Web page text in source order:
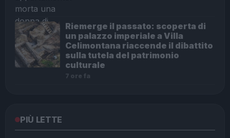
Riemerge il passato: scoperta di
un palazzo imperiale a Villa
Celimontana riaccende il dibattito
sulla tutela del patrimonio
culturale
7 ore fa
PIÙ LETTE